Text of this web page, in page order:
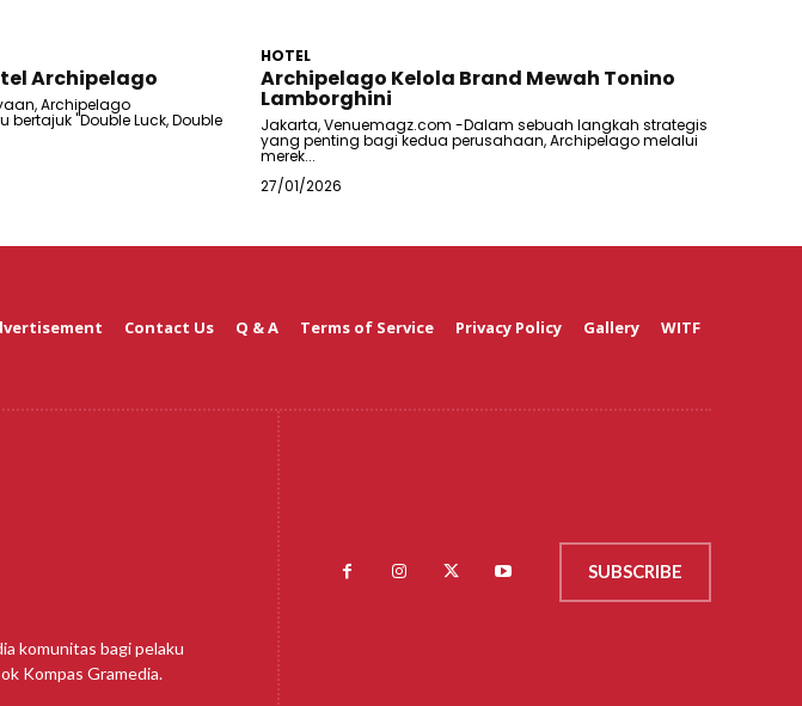
Archipelago
Archipelago
"Double Luck, Double
HOTEL
Archipelago Kelola Brand Mewah Tonino
Lamborghini
Jakarta, Venuemagz.com -Dalam sebuah langkah strategis
yang penting bagi kedua perusahaan, Archipelago melalui
merek...
27/01/2026
Contact Us Q & A Terms of Service Privacy Policy Gallery WITF
komunitas bagi pelaku
Kompas Gramedia.
SUBSCRIBE